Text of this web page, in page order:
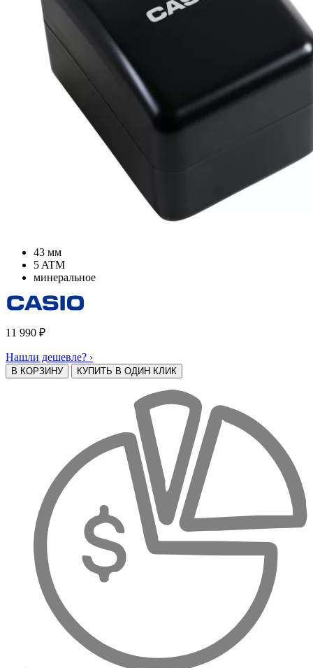
43 мм
5 ATM
минеральное
11 990 ₽
Нашли дешевле? ›
В КОРЗИНУ КУПИТЬ В ОДИН КЛИК